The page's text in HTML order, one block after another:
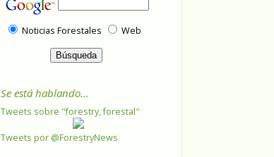
Noticias Forestales Web
Se está hablando...
Tweets sobre "forestry, forestal"
Tweets por @ForestryNews